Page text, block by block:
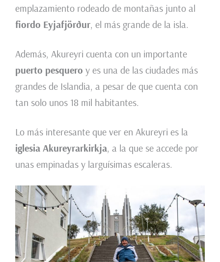
emplazamiento rodeado de montañas junto al
fiordo Eyjafjörður, el más grande de la isla.
Además, Akureyri cuenta con un importante
puerto pesquero y es una de las ciudades más
grandes de Islandia, a pesar de que cuenta con
tan solo unos 18 mil habitantes.
Lo más interesante que ver en Akureyri es la
iglesia Akureyrarkirkja, a la que se accede por
unas empinadas y larguísimas escaleras.